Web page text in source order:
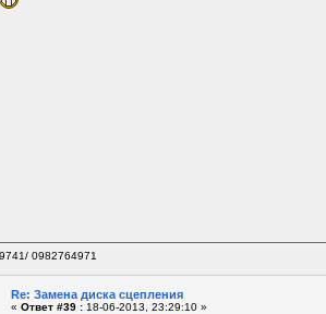
0982764971
Re: Замена диска сцепления
« Ответ #39 : 18-06-2013, 23:29:10 »